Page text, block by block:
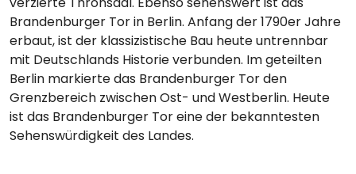
Brandenburger Tor in Berlin. Anfang der 1790er Jahre
erbaut, ist der klassizistische Bau heute untrennbar
mit Deutschlands Historie verbunden. Im geteilten
Berlin markierte das Brandenburger Tor den
Grenzbereich zwischen Ost- und Westberlin. Heute
ist das Brandenburger Tor eine der bekanntesten
Sehenswürdigkeit des Landes.